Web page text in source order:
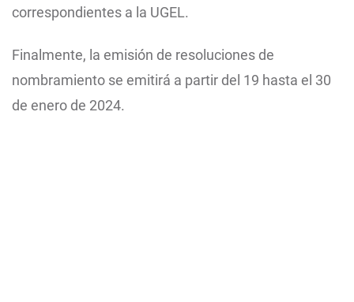
correspondientes a la UGEL.
Finalmente, la emisión de resoluciones de
nombramiento se emitirá a partir del 19 hasta el 30
de enero de 2024.